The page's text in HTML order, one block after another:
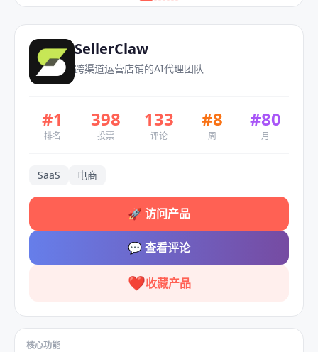
SellerClaw
跨渠道运营店铺的AI代理团队
#1
排名
398
投票
133
评论
#8
周
#80
月
SaaS 电商
🚀 访问产品
💬查看评论
❤️收藏产品
核心功能